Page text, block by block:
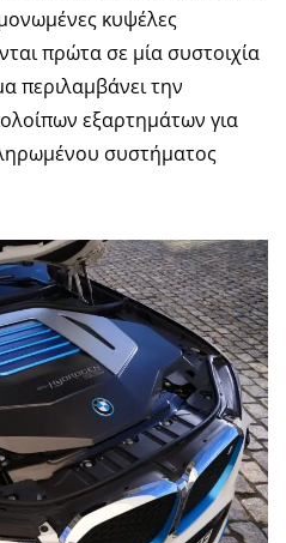
κυψέλες
πρώτα σε μία συστοιχία
περιλαμβάνει την
εξαρτημάτων για
συστήματος